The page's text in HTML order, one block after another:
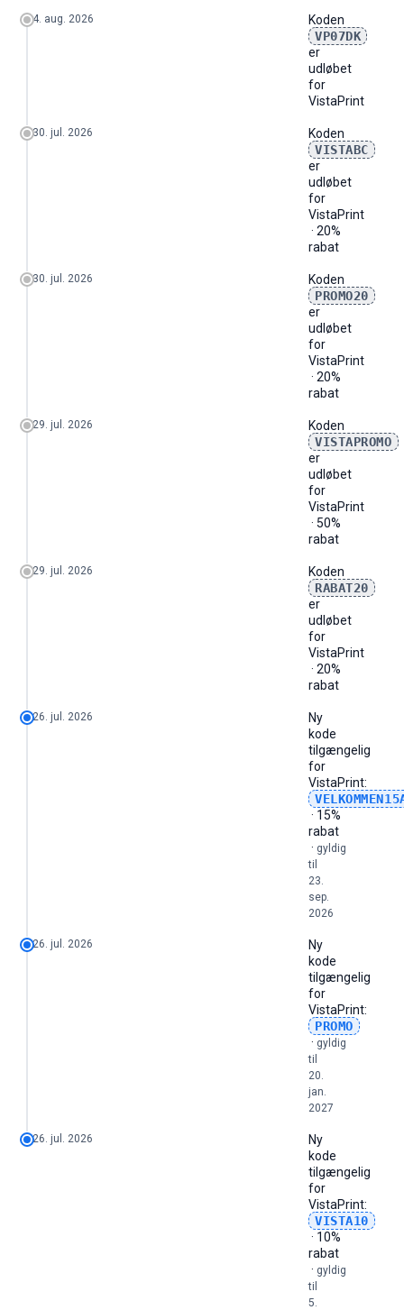
4. aug. 2026
Koden
VP07DK
er
udløbet
for
VistaPrint
30. jul. 2026
Koden
VISTABC
er
udløbet
for
VistaPrint
· 20%
rabat
30. jul. 2026
Koden
PROMO20
er
udløbet
for
VistaPrint
· 20%
rabat
29. jul. 2026
Koden
VISTAPROMO
er
udløbet
for
VistaPrint
· 50%
rabat
29. jul. 2026
Koden
RABAT20
er
udløbet
for
VistaPrint
· 20%
rabat
26. jul. 2026
Ny
kode
tilgængelig
for
VistaPrint:
· 15%
rabat
· gyldig
til
23.
sep.
2026
26. jul. 2026
Ny
kode
tilgængelig
for
VistaPrint:
PROMO
· gyldig
til
20.
jan.
2027
26. jul. 2026
Ny
kode
tilgængelig
for
VistaPrint:
VISTA10
· 10%
rabat
· gyldig
til
5.